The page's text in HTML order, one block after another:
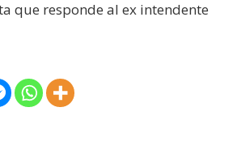
que responde al ex intendente